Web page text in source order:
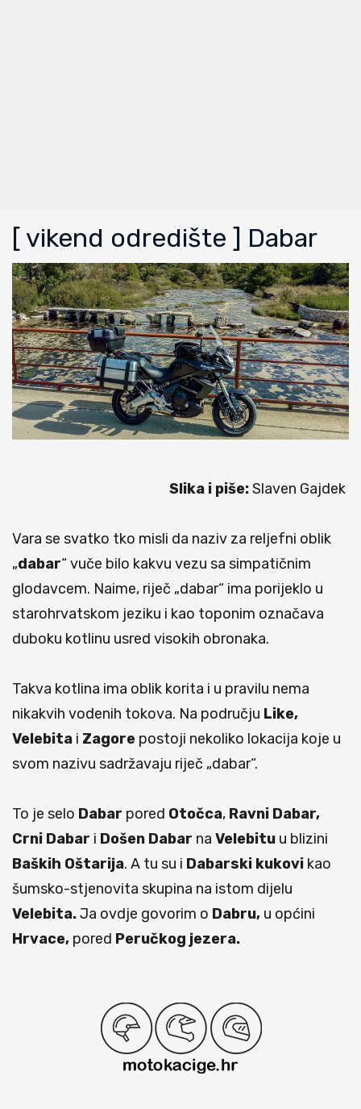
[ vikend odredište ] Dabar
Slika i piše:Slaven Gajdek
Vara se svatko tko misli da naziv za reljefni oblik
„dabar“ vuče bilo kakvu vezu sa simpatičnim
glodavcem. Naime, riječ „dabar“ ima porijeklo u
starohrvatskom jeziku i kao toponim označava
duboku kotlinu usred visokih obronaka.
Takva kotlina ima oblik korita i u pravilu nema
nikakvih vodenih tokova. Na području Like,
Velebita i Zagore postoji nekoliko lokacija koje u
svom nazivu sadržavaju riječ „dabar“.
To je selo Dabar pored Otočca, Ravni Dabar,
Crni Dabar i Došen Dabar na Velebitu u blizini
Baških Oštarija. A tu su i Dabarski kukovi kao
šumsko-stjenovita skupina na istom dijelu
Velebita.Ja ovdje govorim o Dabru, u općini
Hrvace, pored Peručkog jezera.